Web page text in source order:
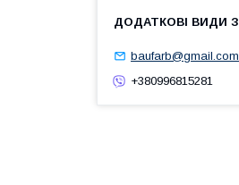
baufarb@gmail.com
+380996815281